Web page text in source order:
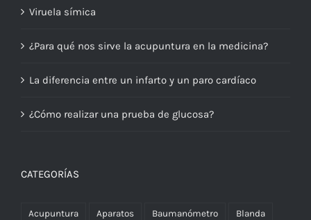
Viruela símica
¿Para qué nos sirve la acupuntura en la medicina?
La diferencia entre un infarto y un paro cardíaco
¿Cómo realizar una prueba de glucosa?
CATEGORÍAS
Acupuntura Aparatos Baumanómetro Blanda